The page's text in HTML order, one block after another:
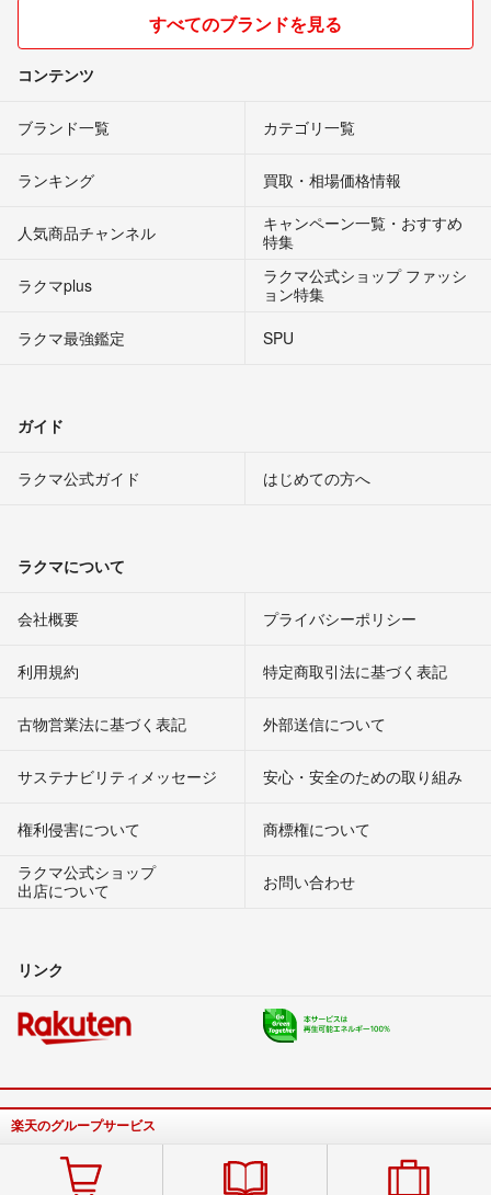
すべてのブランドを見る
コンテンツ
ブランド一覧 カテゴリ一覧
ランキング 買取・相場価格情報
人気商品チャンネル
キャンペーン一覧・おすすめ
特集
ラクマplus
ラクマ公式ショップ ファッシ
ョン特集
ラクマ最強鑑定
SPU
ガイド
ラクマ公式ガイド はじめての方へ
ラクマについて
会社概要 プライバシーポリシー
利用規約 特定商取引法に基づく表記
古物営業法に基づく表記 外部送信について
サステナビリティメッセージ 安心・安全のための取り組み
権利侵害について
商標権について
ラクマ公式ショップ
出店について
お問い合わせ
リンク
楽天のグループサービス